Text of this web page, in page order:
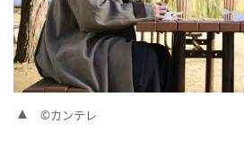
©カンテレ